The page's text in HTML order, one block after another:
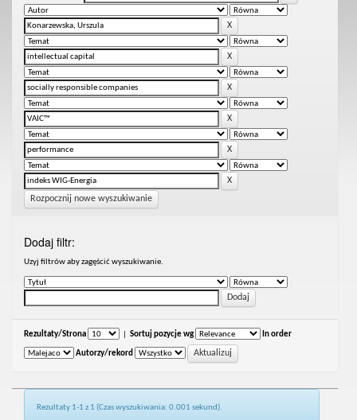
Rozpocznij nowe wyszukiwanie
Dodaj filtr:
Uzyj filtrów aby zagęścić wyszukiwanie.
Rezultaty/Strona Sortuj pozycje wg In order
Autorzy/rekord
Rezultaty 1-1 z 1 (Czas wyszukiwania: 0.001 sekund).